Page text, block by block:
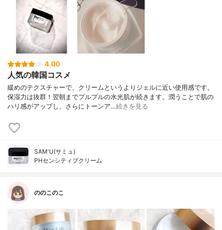
4.00
人気の韓国コスメ
緩めのテクスチャーで、クリームというよりジェルに近い使用感です。
保湿力は抜群！翌朝までプルプルの水光肌が続きます。潤うことで肌の
ハリ感がアップし、さらにトーンア…続きを見る
SAM'U(サミュ)
PHセンシティブクリーム
ののこのこ